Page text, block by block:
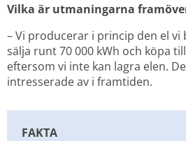
Vilka är utmaningarna
– Vi producerar i princip den el vi
sälja runt 70 000 kWh och köpa
eftersom vi inte kan lagra elen.
intresserade av i framtiden.
FAKTA